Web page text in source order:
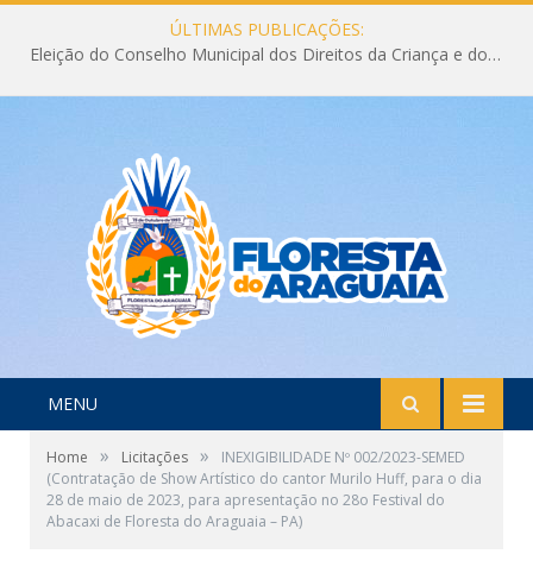
ÚLTIMAS PUBLICAÇÕES:
Eleição do Conselho Municipal dos Direitos da Criança e do Adolescente CMDCA 2026
MENU
Home » Licitações »
INEXIGIBILIDADE Nº 002/2023-SEMED
(Contratação de Show Artístico do cantor Murilo Huff, para o dia
28 de maio de 2023, para apresentação no 28o Festival do
Abacaxi de Floresta do Araguaia – PA)